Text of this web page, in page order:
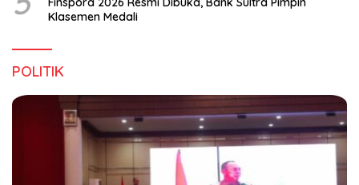
Klasemen Medali
POLITIK